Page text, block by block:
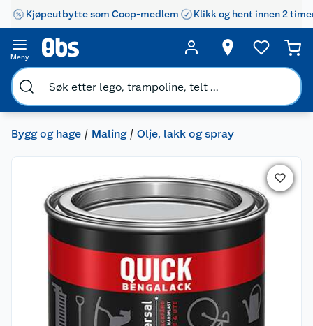
Kjøpeutbytte som Coop-medlem Klikk og hent innen 2
Meny
Bygg og hage Maling Olje, lakk og spray